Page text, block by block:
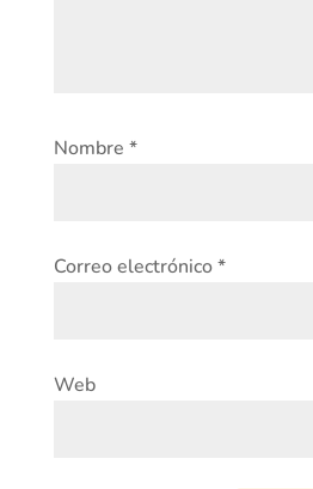
Nombre *
Correo electrónico*
Web